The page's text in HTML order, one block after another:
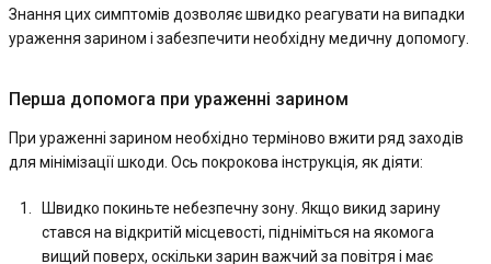
Знання цих симптомів дозволяє швидко реагувати на випадки
ураження зарином і забезпечити необхідну медичну допомогу.
Перша допомога при ураженні зарином
При ураженні зарином необхідно терміново вжити ряд заходів
для мінімізації шкоди. Ось покрокова інструкція, як діяти:
Швидко покиньте небезпечну зону. Якщо викид зарину
стався на відкритій місцевості, підніміться на якомога
вищий поверх, оскільки зарин важчий за повітря і має